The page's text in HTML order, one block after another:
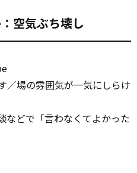
空気ぶち壊し
／場の雰囲気が一気にしらけ
などで「言わなくてよかった